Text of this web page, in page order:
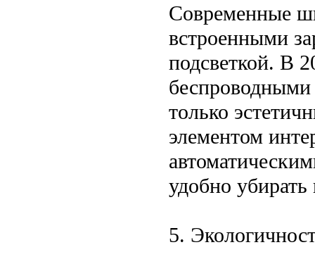
Современные
встроенными
подсветкой. В
беспроводными
только
элементом
удобно
5.